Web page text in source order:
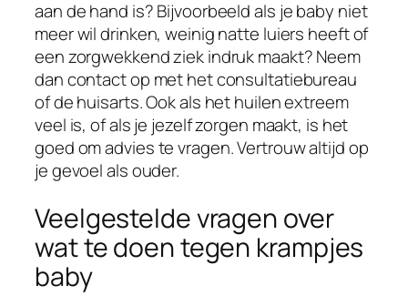
aan de hand is? Bijvoorbeeld als je baby niet
meer wil drinken, weinig natte luiers heeft of
een zorgwekkend ziek indruk maakt? Neem
dan contact op met het consultatiebureau
of de huisarts. Ook als het huilen extreem
veel is, of als je jezelf zorgen maakt, is het
goed om advies te vragen. Vertrouw altijd op
je gevoel als ouder.
Veelgestelde vragen over
wat te doen tegen krampjes
baby